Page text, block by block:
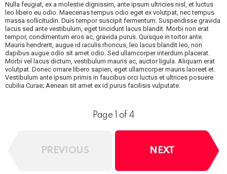
Nulla feugiat, ex a molestie dignissim, ante ipsum ultricies nisl, et luctus
leo libero eu odio. Maecenas tempus odio eget ex volutpat, nec tempus
massa sollicitudin. Duis tempor suscipit fermentum. Suspendisse gravida
lacus sed ante vestibulum, eget tincidunt lacus blandit. Morbi non erat
tempor, condimentum eros ac, gravida purus. Quisque in tortor ante.
Mauris hendrerit, augue id iaculis rhoncus, leo lacus blandit leo, non
dapibus augue odio sit amet odio. Sed ullamcorper interdum placerat.
Morbi vel lacus dictum, vestibulum mauris ac, auctor ligula. Aliquam erat
volutpat. Donec ornare libero sapien, eget ullamcorper mauris laoreet et.
Vestibulum ante ipsum primis in faucibus orci luctus et ultrices posuere
cubilia Curae; Aenean sit amet ex id purus facilisis vulputate.
Page 1 of 4
PREVIOUS NEXT